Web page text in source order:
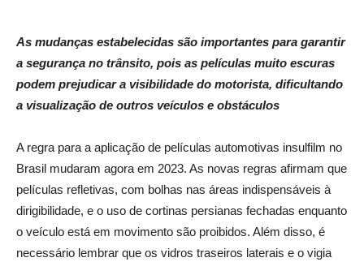
As mudanças estabelecidas são importantes para garantir
a segurança no trânsito, pois as películas muito escuras
podem prejudicar a visibilidade do motorista, dificultando
a visualização de outros veículos e obstáculos
A regra para a aplicação de películas automotivas insulfilm no
Brasil mudaram agora em 2023. As novas regras afirmam que
películas refletivas, com bolhas nas áreas indispensáveis à
dirigibilidade, e o uso de cortinas persianas fechadas enquanto
o veículo está em movimento são proibidos. Além disso, é
necessário lembrar que os vidros traseiros laterais e o vigia